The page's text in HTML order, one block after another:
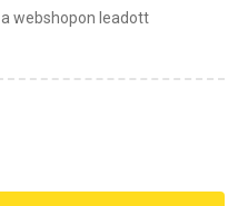
webshopon leadott